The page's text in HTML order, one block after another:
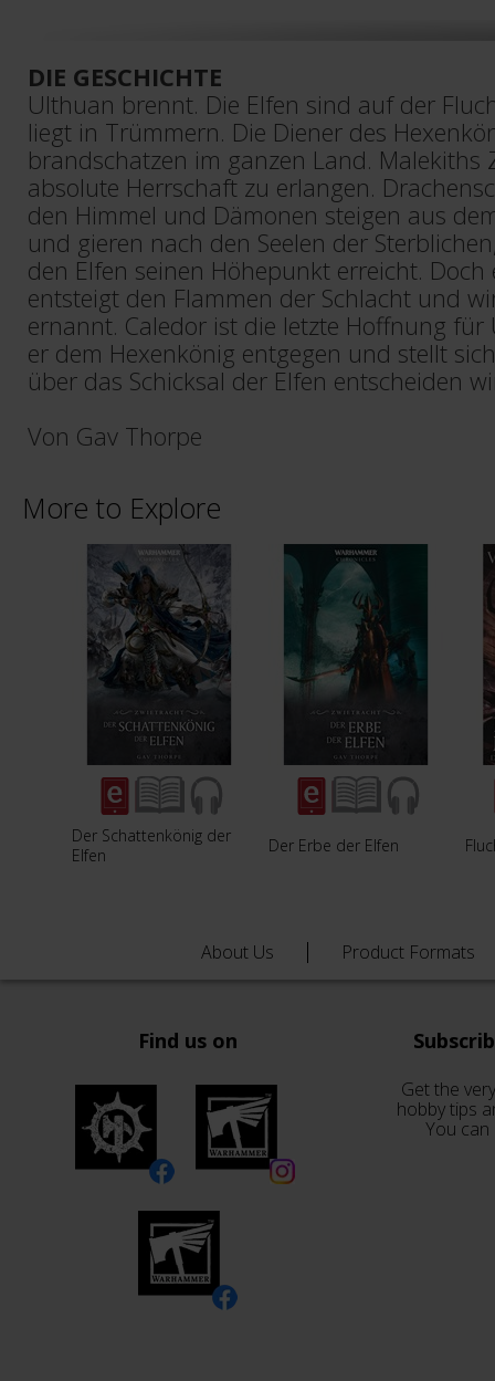
DIE GESCHICHTE
Ulthuan brennt. Die Elfen sind auf der
liegt in Trümmern. Die Diener des
brandschatzen im ganzen Land. Malekiths
absolute Herrschaft zu erlangen.
den Himmel und Dämonen steigen aus
und gieren nach den Seelen der
den Elfen seinen Höhepunkt erreicht. Doch
entsteigt den Flammen der Schlacht und
ernannt. Caledor ist die letzte Hoffnung
er dem Hexenkönig entgegen und stellt
über das Schicksal der Elfen entscheiden
Von Gav Thorpe
More to Explore
Der Schattenkönig der
Elfen
Der Erbe der Elfen
About Us Product Formats
Find us on
Get the
hobby tips
You